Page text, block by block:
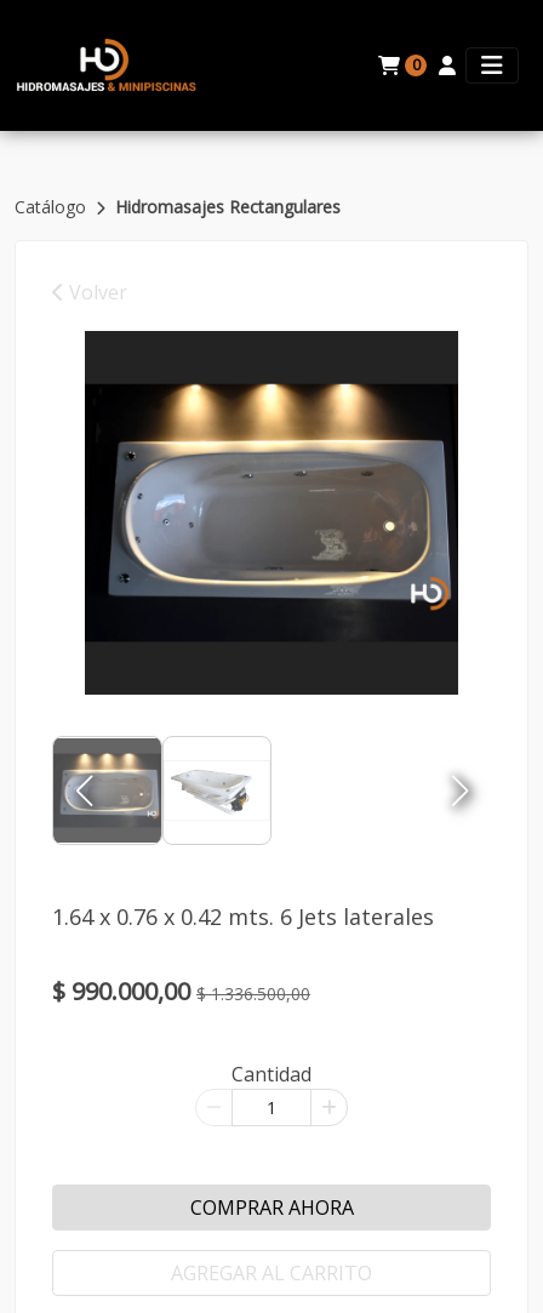
0
Catálogo Hidromasajes Rectangulares
Volver
1.64 x 0.76 x 0.42 mts. 6 Jets laterales
$ 990.000,00 $ 1.336.500,00
Cantidad
COMPRAR AHORA
AGREGAR AL CARRITO